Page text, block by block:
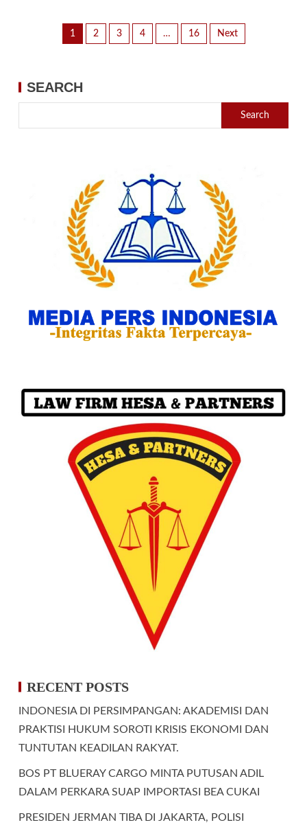
1 2 3 4 … 16 Next
SEARCH
Search
RECENT POSTS
INDONESIA DI PERSIMPANGAN: AKADEMISI DAN
PRAKTISI HUKUM SOROTI KRISIS EKONOMI DAN
TUNTUTAN KEADILAN RAKYAT.
BOS PT BLUERAY CARGO MINTA PUTUSAN ADIL
DALAM PERKARA SUAP IMPORTASI BEA CUKAI
PRESIDEN JERMAN TIBA DI JAKARTA, POLISI